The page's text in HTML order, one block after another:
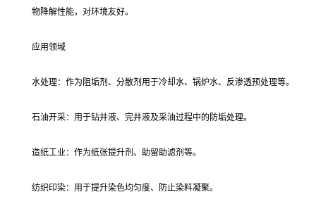
物降解性能，对环境友好。
应用领域
水处理：作为阻垢剂、分散剂用于冷却水、锅炉水、反渗透预处理等。
石油开采：用于钻井液、完井液及采油过程中的防垢处理。
造纸工业：作为纸张提升剂、助留助滤剂等。
纺织印染：用于提升染色均匀度、防止染料凝聚。